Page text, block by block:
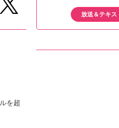
を超
放送＆テキス